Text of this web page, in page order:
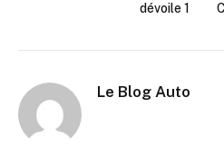
dévoile 1
Le Blog Auto